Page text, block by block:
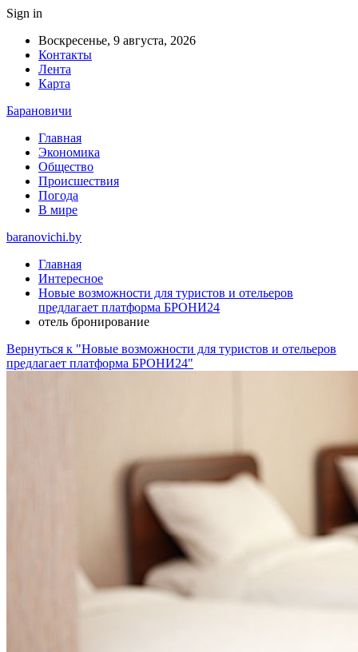
Sign in
Воскресенье, 9 августа, 2026
Контакты
Лента
Карта
Барановичи
Главная
Экономика
Общество
Происшествия
Погода
В мире
baranovichi.by
Главная
Интересное
Новые возможности для туристов и отельеров
предлагает платформа БРОНИ24
отель бронирование
Вернуться к "Новые возможности для туристов и отельеров
предлагает платформа БРОНИ24"